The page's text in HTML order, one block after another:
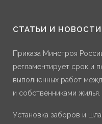
СТАТЬИ И НОВОСТИ
Приказа Минстроя
регламентирует срок и
выполненных работ
и собственниками жилья.
Установка заборов и